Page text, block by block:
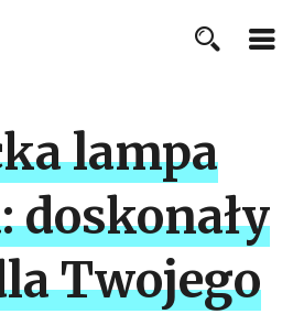
lampa
doskonały
Twojego